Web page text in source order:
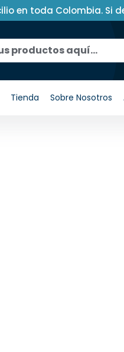
en toda Colombia. Si
Tienda Sobre Nosotros